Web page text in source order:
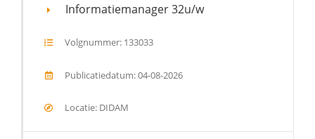
Informatiemanager 32u/w
Volgnummer: 133033
Publicatiedatum: 04-08-2026
Locatie: DIDAM